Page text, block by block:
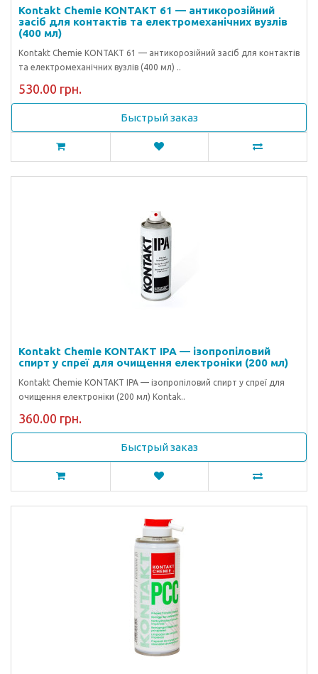
Kontakt Chemie KONTAKT 61 — антикорозійний
засіб для контактів та електромеханічних вузлів
(400 мл)
Kontakt Chemie KONTAKT 61 — антикорозійний засіб для контактів
та електромеханічних вузлів (400 мл) ..
530.00 грн.
Быстрый заказ
Kontakt Chemie KONTAKT IPA — ізопропіловий
спирт у спреї для очищення електроніки (200 мл)
Kontakt Chemie KONTAKT IPA — ізопропіловий спирт у спреї для
очищення електроніки (200 мл) Kontak..
360.00 грн.
Быстрый заказ